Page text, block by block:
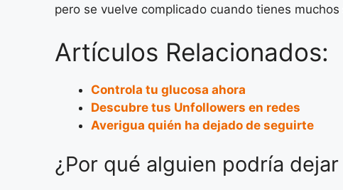
pero se vuelve complicado cuando tienes
Artículos Relacionados:
Controla tu glucosa ahora
Descubre tus Unfollowers en redes
Averigua quién ha dejado de seguirte
¿Por qué alguien podría